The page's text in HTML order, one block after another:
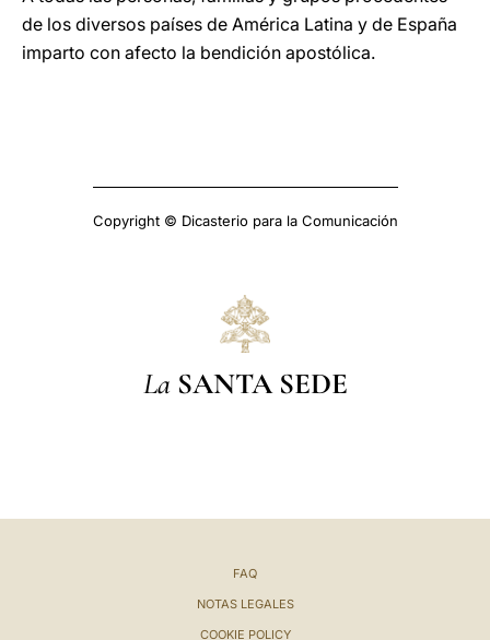
de los diversos países de América Latina y de España
imparto con afecto la bendición apostólica.
Copyright © Dicasterio para la Comunicación
La SANTA SEDE
FAQ
NOTAS LEGALES
COOKIE POLICY